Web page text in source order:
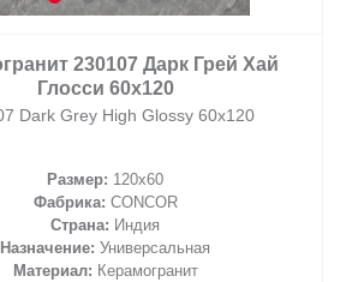
230107 Дарк Грей Хай
Глосси 60x120
Dark Grey High Glossy 60x120
Размер: 120x60
Фабрика: CONCOR
Страна: Индия
Назначение: Универсальная
Материал: Керамогранит